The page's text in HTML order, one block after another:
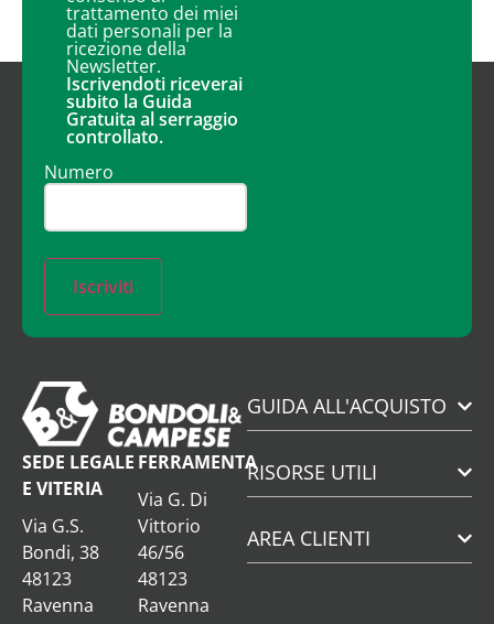
trattamento dei miei
dati personali per la
ricezione della
Newsletter.
Iscrivendoti riceverai
subito la Guida
Gratuita al serraggio
controllato.
Numero
Iscriviti
SEDE LEGALE
E VITERIA
Via G.S.
Bondi, 38
48123
Ravenna
FERRAMENTA
Via G. Di
Vittorio
46/56
48123
Ravenna
GUIDA ALL'ACQUISTO
RISORSE UTILI
AREA CLIENTI